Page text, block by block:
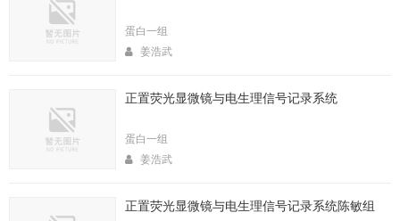
蛋白一组
姜浩武
正置荧光显微镜与电生理信号记录系统
蛋白一组
姜浩武
正置荧光显微镜与电生理信号记录系统陈敏组